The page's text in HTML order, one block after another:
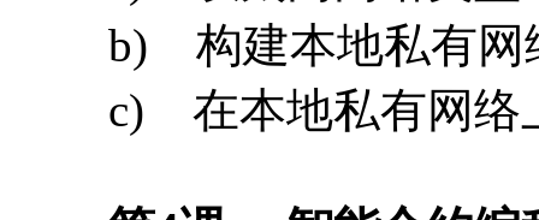
a) 以太坊多个私有
b) 多节点中，智能